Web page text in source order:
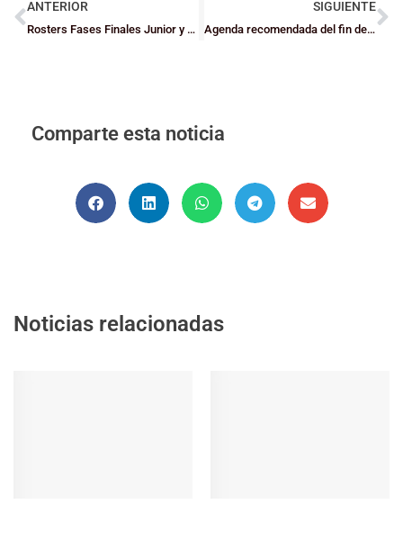
ANTERIOR
Rosters Fases Finales Junior y Cadete
SIGUIENTE
Agenda recomendada del fin de semana
Comparte esta noticia
Noticias relacionadas